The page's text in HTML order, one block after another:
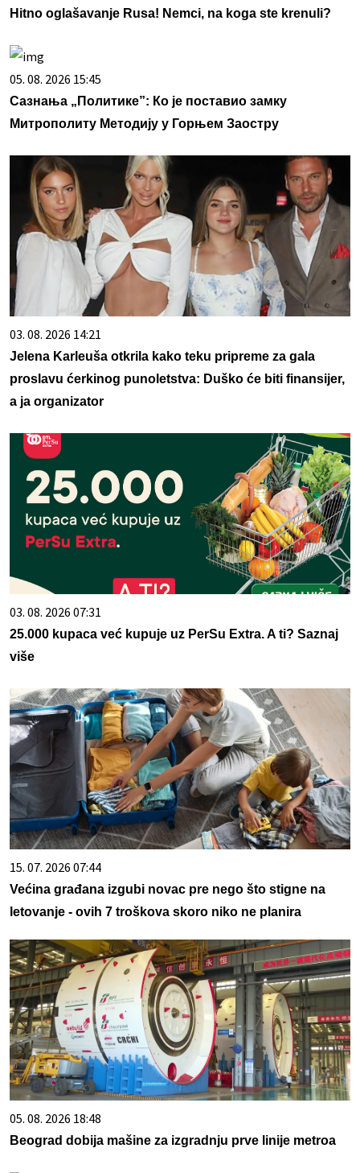
Hitno oglašavanje Rusa! Nemci, na koga ste krenuli?
05. 08. 2026 15:45
Сазнања „Политике”: Ко је поставио замку
Митрополиту Методију у Горњем Заостру
03. 08. 2026 14:21
Jelena Karleuša otkrila kako teku pripreme za gala
proslavu ćerkinog punoletstva: Duško će biti finansijer,
a ja organizator
03. 08. 2026 07:31
25.000 kupaca već kupuje uz PerSu Extra. A ti? Saznaj
više
15. 07. 2026 07:44
Većina građana izgubi novac pre nego što stigne na
letovanje - ovih 7 troškova skoro niko ne planira
05. 08. 2026 18:48
Beograd dobija mašine za izgradnju prve linije metroa